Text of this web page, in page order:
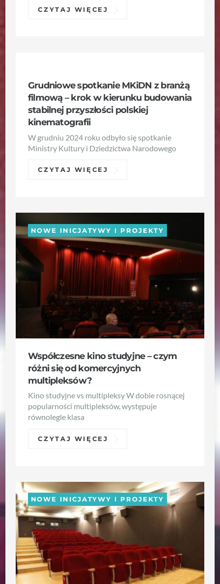
CZYTAJ WIĘCEJ
Grudniowe spotkanie MKiDN z branżą
filmową – krok w kierunku budowania
stabilnej przyszłości polskiej
kinematografii
W grudniu 2024 roku odbyło się spotkanie
Ministry Kultury i Dziedzictwa Narodowego
CZYTAJ WIĘCEJ
Współczesne kino studyjne – czym
różni się od komercyjnych
multipleksów?
NOWE INICJATYWY I PROJEKTY
Kino studyjne vs multipleksy W dobie rosnącej
popularności multipleksów, występuje
równolegle klasa
CZYTAJ WIĘCEJ
NOWE INICJATYWY I PROJEKTY